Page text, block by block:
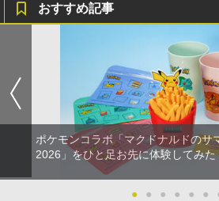
おすすめ記事
ポケモンコラボ「マクドナルドのサ
2026」をひと足お先に体験してみた
● ● ● ● ● ●